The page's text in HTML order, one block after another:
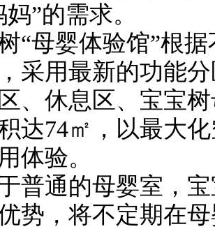
”的需求。
婴体验馆”根据
采用最新的功能
、休息区、宝宝
达74㎡，以最大
体验。
通的母婴室，宝
势，将不定期在